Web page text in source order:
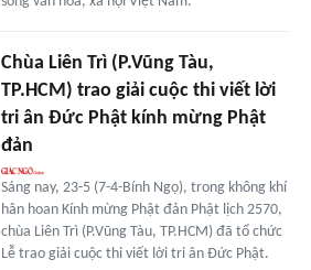
Chùa Liên Trì (P.Vũng Tàu,
TP.HCM) trao giải cuộc thi viết lời
tri ân Đức Phật kính mừng Phật
đản
Sáng nay, 23-5 (7-4-Bính Ngọ), trong không khí
hân hoan Kính mừng Phật đản Phật lịch 2570,
chùa Liên Trì (P.Vũng Tàu, TP.HCM) đã tổ chức
Lễ trao giải cuộc thi viết lời tri ân Đức Phật.